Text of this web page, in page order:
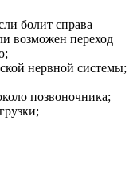
болит справа
возможен переход
нервной системы;
позвоночника;